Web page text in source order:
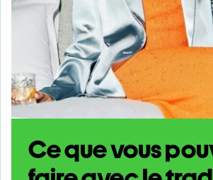
Ce que vous